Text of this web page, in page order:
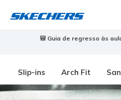
🎒 Guia de regresso às
Slip-ins Arch Fit